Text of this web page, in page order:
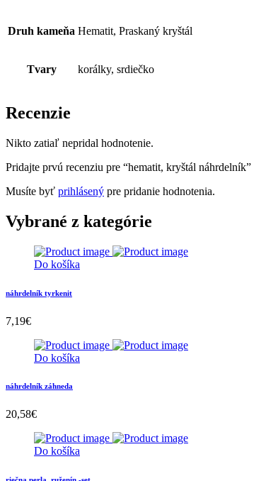
Druh kameňa Hematit, Praskaný kryštál
Tvary korálky, srdiečko
Recenzie
Nikto zatiaľ nepridal hodnotenie.
Pridajte prvú recenziu pre “hematit, kryštál náhrdelník”
Musíte byť prihlásený pre pridanie hodnotenia.
Vybrané z kategórie
Do košíka
náhrdelník tyrkenit
7,19€
Do košíka
náhrdelník záhneda
20,58€
Do košíka